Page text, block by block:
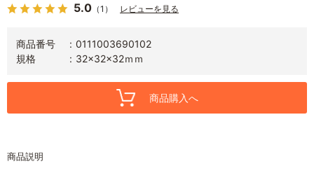
5.0 （1） レビューを見る
商品番号
0111003690102
規格
32×32×32ｍｍ
商品購入へ
商品説明